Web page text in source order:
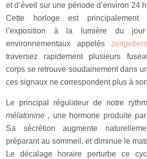
et d’éveil sur une période d’environ 24
Cette horloge est principalement
l’exposition à la lumière du
environnementaux appelés zeitgebers
traversez rapidement plusieurs
corps se retrouve soudainement dans
ces signaux ne correspondent plus à
Le principal régulateur de notre
mélatonine , une hormone produite
Sa sécrétion augmente
préparant au sommeil, et diminue le
Le décalage horaire perturbe ce